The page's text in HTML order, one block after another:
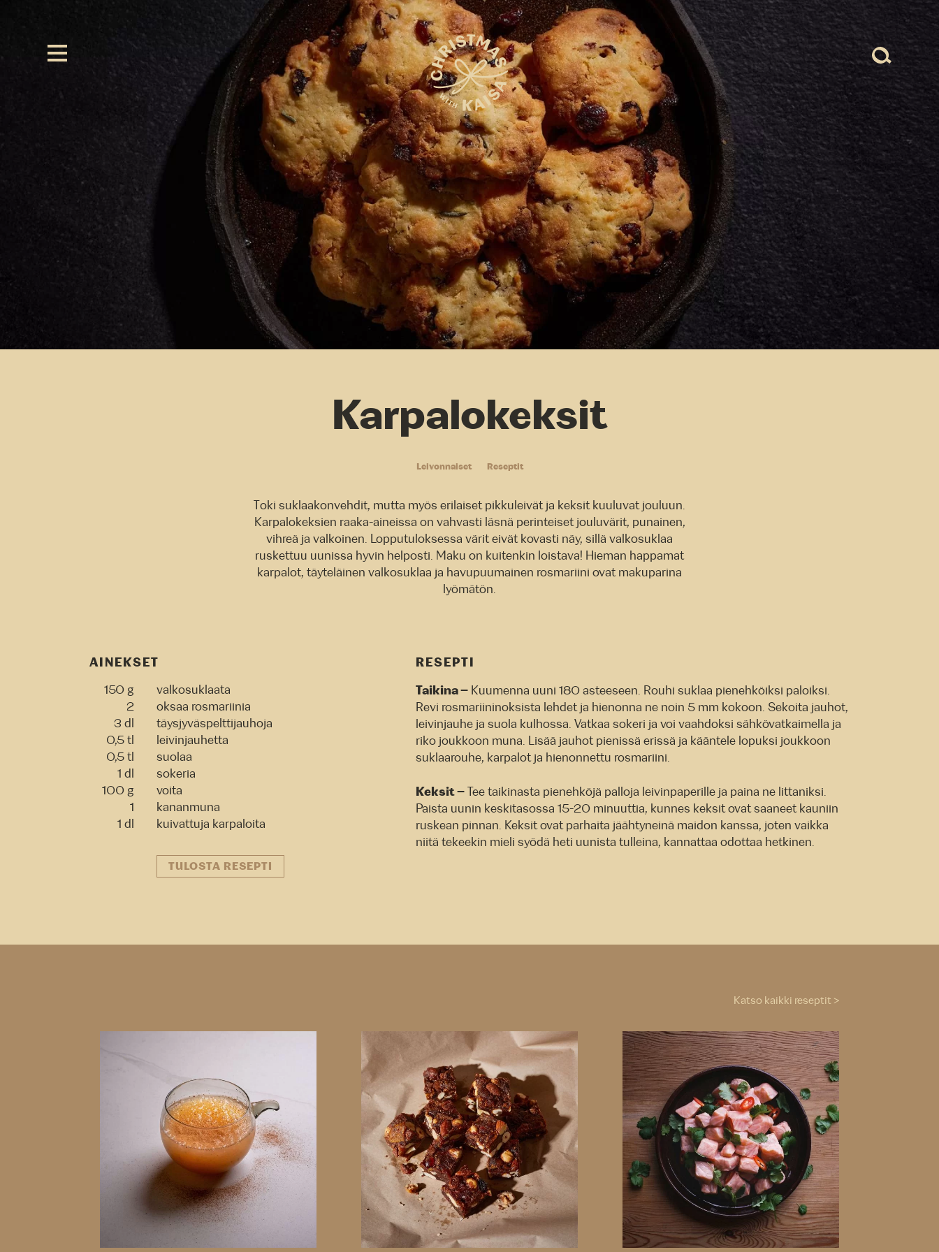
Karpalokeksit
Leivonnaiset Reseptit
Toki suklaakonvehdit, mutta myös erilaiset pikkuleivät ja keksit kuuluvat jouluun.
Karpalokeksien raaka-aineissa on vahvasti läsnä perinteiset jouluvärit, punainen,
vihreä ja valkoinen. Lopputuloksessa värit eivät kovasti näy, sillä valkosuklaa
ruskettuu uunissa hyvin helposti. Maku on kuitenkin loistava! Hieman happamat
karpalot, täyteläinen valkosuklaa ja havupuumainen rosmariini ovat makuparina
lyömätön.
AINEKSET
150 g
valkosuklaata
2
oksaa rosmariinia
3 dl
täysjyväspelttijauhoja
0,5 tl
leivinjauhetta
0,5 tl
suolaa
1 dl
sokeria
100 g
voita
1
kananmuna
1 dl
kuivattuja karpaloita
TULOSTA RESEPTI
RESEPTI
Taikina – Kuumenna uuni 180 asteeseen. Rouhi suklaa pienehköiksi paloiksi.
Revi rosmariininoksista lehdet ja hienonna ne noin 5 mm kokoon. Sekoita jauhot,
leivinjauhe ja suola kulhossa. Vatkaa sokeri ja voi vaahdoksi sähkövatkaimella ja
riko joukkoon muna. Lisää jauhot pienissä erissä ja kääntele lopuksi joukkoon
suklaarouhe, karpalot ja hienonnettu rosmariini.
Keksit – Tee taikinasta pienehköjä palloja leivinpaperille ja paina ne littaniksi.
Paista uunin keskitasossa 15-20 minuuttia, kunnes keksit ovat saaneet kauniin
ruskean pinnan. Keksit ovat parhaita jäähtyneinä maidon kanssa, joten vaikka
niitä tekeekin mieli syödä heti uunista tulleina, kannattaa odottaa hetkinen.
Katso kaikki reseptit >